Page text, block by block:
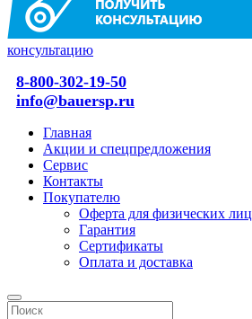
консультацию
8-800-302-19-50
info@bauersp.ru
Главная
Акции и спецпредложения
Сервис
Контакты
Покупателю
Оферта для физических лиц
Гарантия
Сертификаты
Оплата и доставка